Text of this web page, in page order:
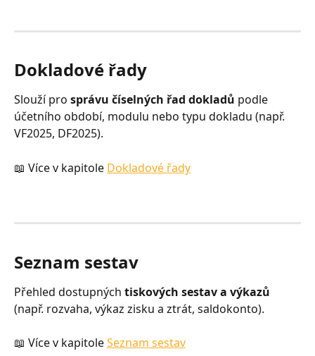
Dokladové řady
Slouží pro správu číselných řad dokladů podle
účetního období, modulu nebo typu dokladu (např.
VF2025, DF2025).
📖 Více v kapitole Dokladové řady
Seznam sestav
Přehled dostupných tiskových sestav a výkazů
(např. rozvaha, výkaz zisku a ztrát, saldokonto).
📖 Více v kapitole Seznam sestav